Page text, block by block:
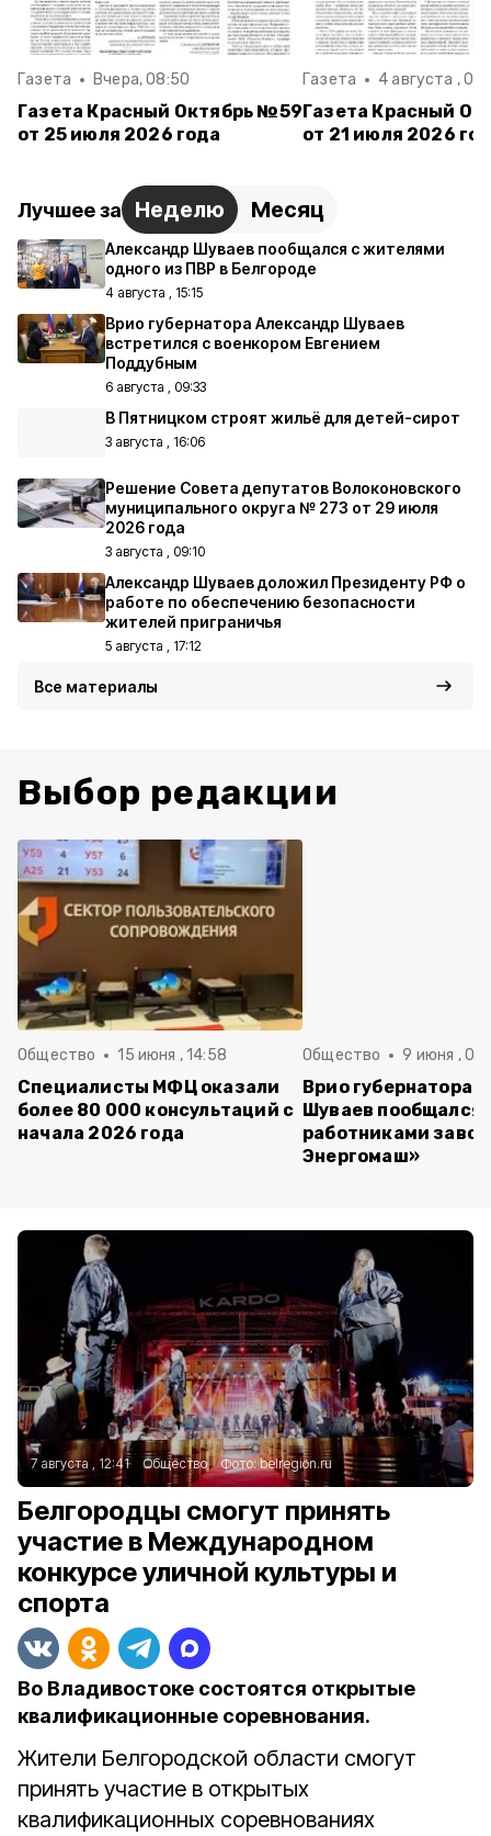
Газета Вчера, 08:50
Газета Красный Октябрь №59
от 25 июля 2026 года
Газета 4 августа ,
Газета Красный
от 21 июля 2026
Лучшее за Неделю Месяц
Александр Шуваев пообщался с жителями
одного из ПВР в Белгороде
4 августа , 15:15
Врио губернатора Александр Шуваев
встретился с военкором Евгением
Поддубным
6 августа , 09:33
В Пятницком строят жильё для детей-сирот
3 августа , 16:06
Решение Совета депутатов Волоконовского
муниципального округа № 273 от 29 июля
2026 года
3 августа , 09:10
Александр Шуваев доложил Президенту РФ о
работе по обеспечению безопасности
жителей приграничья
5 августа , 17:12
Все материалы
Выбор редакции
Общество 15 июня , 14:58
Специалисты МФЦ оказали
более 80 000 консультаций с
начала 2026 года
Общество 9 июня ,
Врио губернатора
Шуваев пообщался
работниками
Энергомаш»
7 августа , 12:41 Общество Фото: belregion.ru
Белгородцы смогут принять
участие в Международном
конкурсе уличной культуры и
спорта
Во Владивостоке состоятся открытые
квалификационные соревнования.
Жители Белгородской области смогут
принять участие в открытых
квалификационных соревнованиях